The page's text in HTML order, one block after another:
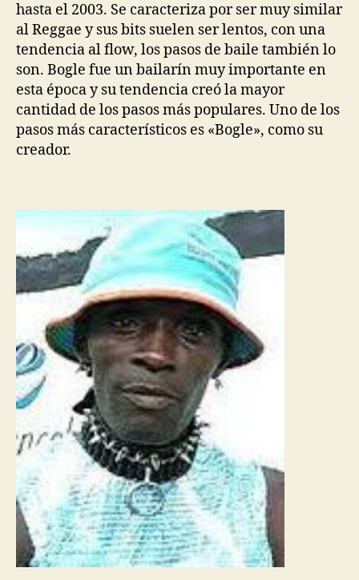
hasta el 2003. Se caracteriza por ser muy similar
al Reggae y sus bits suelen ser lentos, con una
tendencia al flow, los pasos de baile también lo
son. Bogle fue un bailarín muy importante en
esta época y su tendencia creó la mayor
cantidad de los pasos más populares. Uno de los
pasos más característicos es «Bogle», como su
creador.